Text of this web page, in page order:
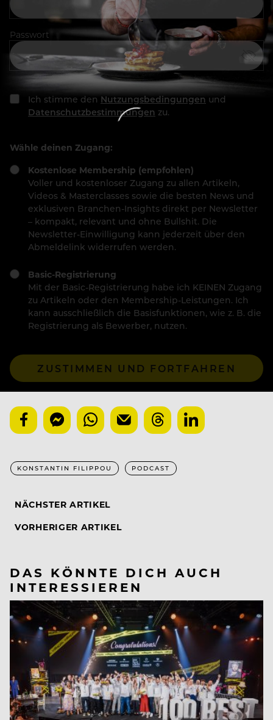
Passwort
Ich stimme den Nutzungsbedingungen und
Datenschutzbestimmungen zu.
Wähle deinen Zugang:
Kostenlose Membership (empfohlen)
Voller und kostenloser Zugang zu allen Artikeln,
Videos & Masterclasses sowie die besten News und
exklusiven Branchen-Insights direkt per Newsletter
– kompakt, relevant und ohne Bullshit. Die
Newsletter-Einwilligung kann jederzeit über den
Abmeldelink widerrufen werden.
Basic-Registrierung
Mit der Basic-Registrierung habe ich KEINEN Zugang
zu Artikeln oder den Membership-Leistungen. Ich
kann ausschließlich die Basisfunktionen, wie z. B. die
Registrierung als Bewerber, nutzen.
ZUSTIMMEN UND FORTFAHREN
KONSTANTIN FILIPPOU PODCAST
NÄCHSTER ARTIKEL
VORHERIGER ARTIKEL
DAS KÖNNTE DICH AUCH
INTERESSIEREN